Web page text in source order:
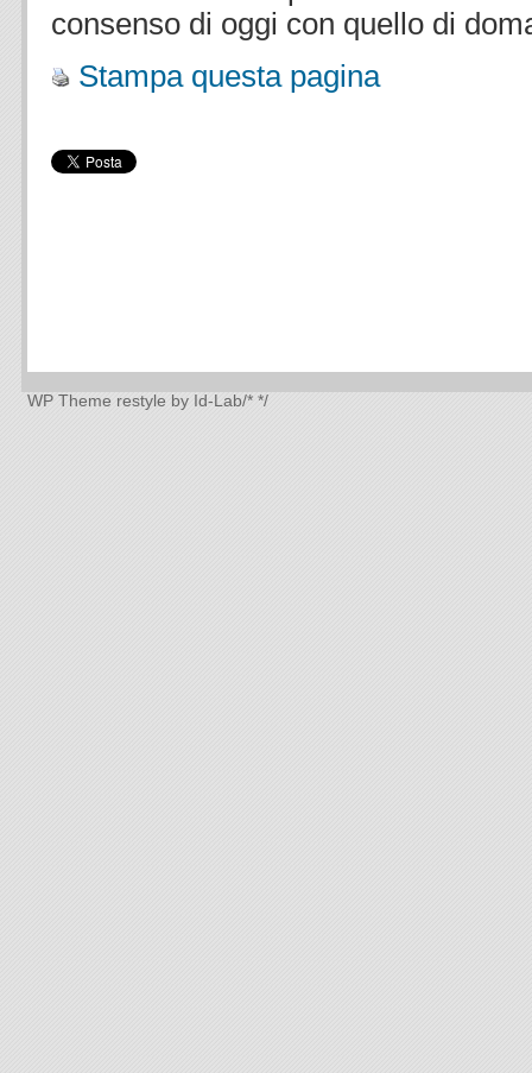
consenso di oggi con quello di
Stampa questa pagina
WP Theme restyle by Id-Lab/* */